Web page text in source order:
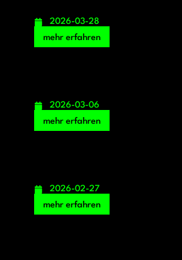
2026-03-28
mehr erfahren
2026-03-06
mehr erfahren
2026-02-27
mehr erfahren